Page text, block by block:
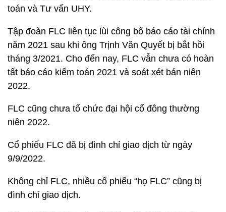
toán và Tư vấn UHY.
Tập đoàn FLC liên tục lùi công bố báo cáo tài chính
năm 2021 sau khi ông Trịnh Văn Quyết bị bắt hồi
tháng 3/2021. Cho đến nay, FLC vẫn chưa có hoàn
tất báo cáo kiểm toán 2021 và soát xét bán niên
2022.
FLC cũng chưa tổ chức đại hội cổ đông thường
niên 2022.
Cổ phiếu FLC đã bị đình chỉ giao dịch từ ngày
9/9/2022.
Không chỉ FLC, nhiều cổ phiếu “họ FLC” cũng bị
đình chỉ giao dịch.